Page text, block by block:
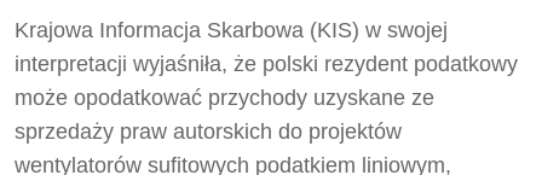
Krajowa Informacja Skarbowa (KIS) w swojej
interpretacji wyjaśniła, że polski rezydent podatkowy
może opodatkować przychody uzyskane ze
sprzedaży praw autorskich do projektów
wentylatorów sufitowych podatkiem liniowym,